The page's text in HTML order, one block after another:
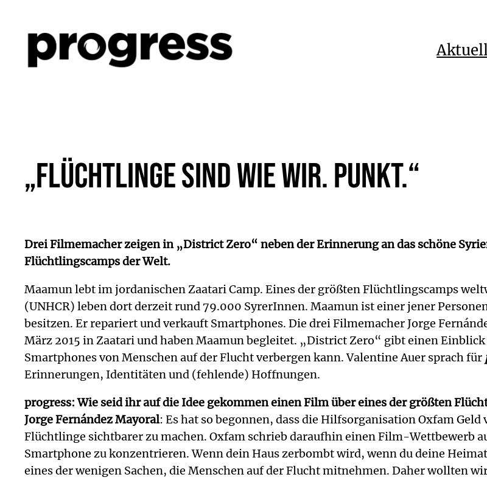
Inhalt
springen
„Flüchtlinge sind wie wir. Punkt.“
Drei Filmemacher zeigen in „District Zero“ neben der Erinnerung an das schöne
Flüchtlingscamps der Welt.
Maamun lebt im jordanischen Zaatari Camp. Eines der größten Flüchtlingscamps
(UNHCR) leben dort derzeit rund 79.000 SyrerInnen. Maamun ist einer jener
besitzen. Er repariert und verkauft Smartphones. Die drei Filmemacher Jorge
März 2015 in Zaatari und haben Maamun begleitet. „District Zero“ gibt einen
Smartphones von Menschen auf der Flucht verbergen kann. Valentine Auer sprach für
Erinnerungen, Identitäten und (fehlende) Hoffnungen.
progress: Wie seid ihr auf die Idee gekommen einen Film über eines der größten
Jorge Fernández Mayoral: Es hat so begonnen, dass die Hilfsorganisation Oxfam
Flüchtlinge sichtbarer zu machen. Oxfam schrieb daraufhin einen Film-Wettbewerb
Smartphone zu konzentrieren. Wenn dein Haus zerbombt wird, wenn du deine
eines der wenigen Sachen, die Menschen auf der Flucht mitnehmen. Daher wollten